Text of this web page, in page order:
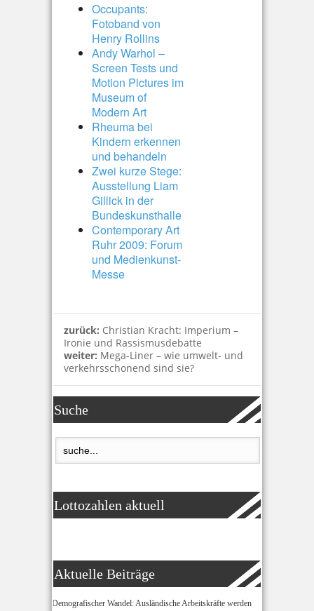
Occupants:
Fotoband von
Henry Rollins
Andy Warhol –
Screen Tests und
Motion Pictures im
Museum of
Modern Art
Rheuma bei
Kindern erkennen
und behandeln
Zwei kurze Stege:
Ausstellung Liam
Gillick in der
Bundeskunsthalle
Contemporary Art
Ruhr 2009: Forum
und Medienkunst-
Messe
zurück: Christian Kracht: Imperium –
Ironie und Rassismusdebatte
weiter: Mega-Liner – wie umwelt- und
verkehrsschonend sind sie?
Suche
Lottozahlen aktuell
Aktuelle Beiträge
Demografischer Wandel: Ausländische Arbeitskräfte werden